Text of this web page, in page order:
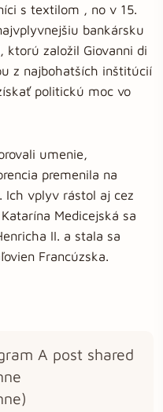
s textilom , no v 15.
bankársku
ktorú založil Giovanni di
z najbohatších inštitúcií
politickú moc vo
umenie,
premenila na
Ich vplyv rástol aj cez
Medicejská sa
II. a stala sa
Francúzska.
A post shared